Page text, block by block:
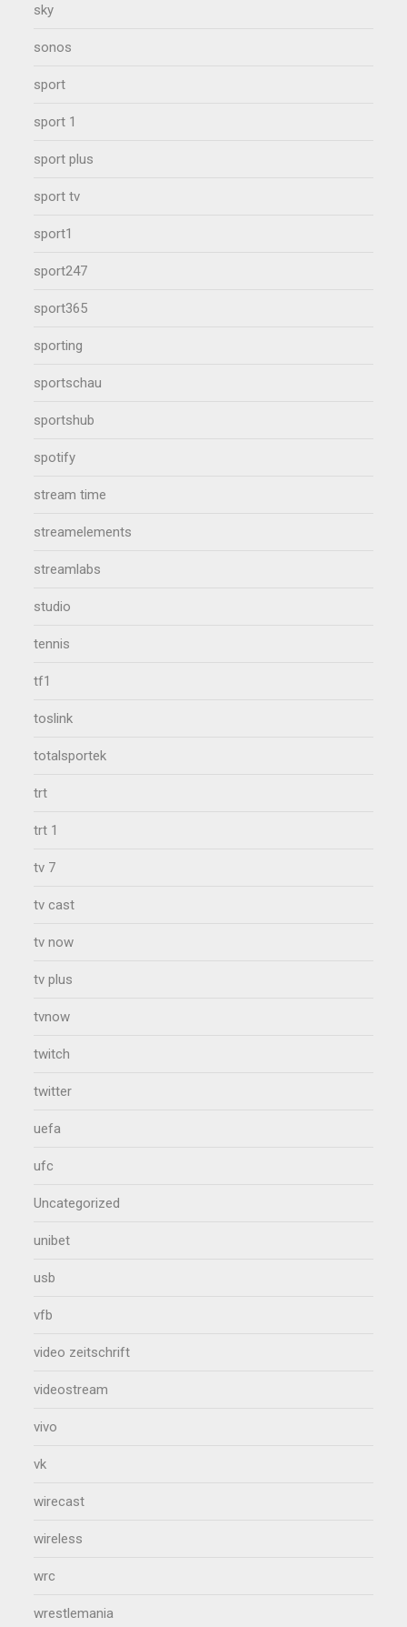
sky
sonos
sport
sport 1
sport plus
sport tv
sport1
sport247
sport365
sporting
sportschau
sportshub
spotify
stream time
streamelements
streamlabs
studio
tennis
tf1
toslink
totalsportek
trt
trt 1
tv 7
tv cast
tv now
tv plus
tvnow
twitch
twitter
uefa
ufc
Uncategorized
unibet
usb
vfb
video zeitschrift
videostream
vivo
vk
wirecast
wireless
wrc
wrestlemania